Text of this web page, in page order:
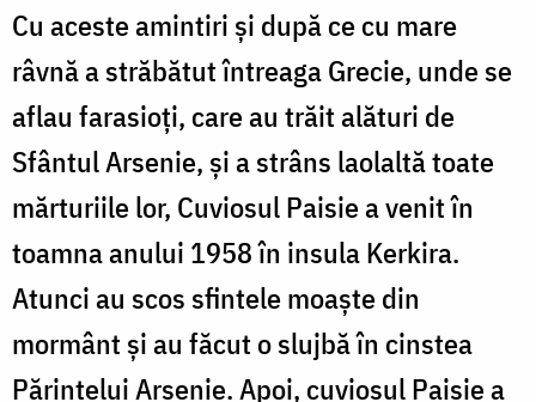
Cu aceste amintiri şi după ce cu mare
râvnă a străbătut întreaga Grecie, unde se
aflau farasioţi, care au trăit alături de
Sfântul Arsenie, şi a strâns laolaltă toate
mărturiile lor, Cuviosul Paisie a venit în
toamna anului 1958 în insula Kerkira.
Atunci au scos sfintele moaşte din
mormânt şi au făcut o slujbă în cinstea
Părintelui Arsenie. Apoi, cuviosul Paisie a